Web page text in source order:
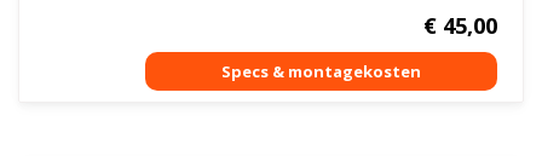
€45,00